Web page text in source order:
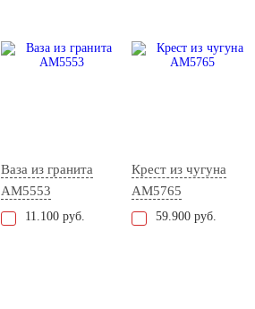
Ваза из гранита
AM5553
11.100 руб.
Крест из чугуна
AM5765
59.900 руб.